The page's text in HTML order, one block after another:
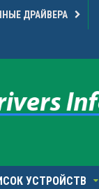
ДРАЙВЕРА
УСТРОЙСТВ